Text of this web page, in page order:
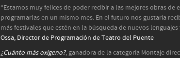
“Estamos muy felices de poder recibir a las mejores obras de
programarlas en un mismo mes. En el futuro nos gustaría
más festivales que estén en la búsqueda de nuevos
Ossa, Director de Programación de Teatro del Puente
¿Cuánto más oxígeno?, ganadora de la categoría Montaje